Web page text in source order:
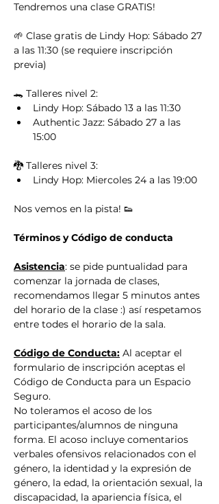
Tendremos una clase GRATIS!
🌱 Clase gratis de Lindy Hop: Sábado 27
a las 11:30 (se requiere inscripción
previa)
🐊 Talleres nivel 2:
Lindy Hop: Sábado 13 a las 11:30
Authentic Jazz: Sábado 27 a las
15:00
🐉 Talleres nivel 3:
Lindy Hop: Miercoles 24 a las 19:00
Nos vemos en la pista! 👟
Términos y Código de conducta
Asistencia: se pide puntualidad para
comenzar la jornada de clases,
recomendamos llegar 5 minutos antes
del horario de la clase :) así respetamos
entre todes el horario de la sala.
Código de Conducta: Al aceptar el
formulario de inscripción aceptas el
Código de Conducta para un Espacio
Seguro.
No toleramos el acoso de los
participantes/alumnos de ninguna
forma. El acoso incluye comentarios
verbales ofensivos relacionados con el
género, la identidad y la expresión de
género, la edad, la orientación sexual, la
discapacidad, la apariencia física, el